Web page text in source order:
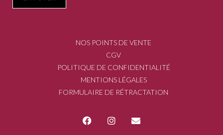
NOS POINTS DE VENTE
CGV
POLITIQUE DE CONFIDENTIALITÉ
MENTIONS LÉGALES
FORMULAIRE DE RÉTRACTATION